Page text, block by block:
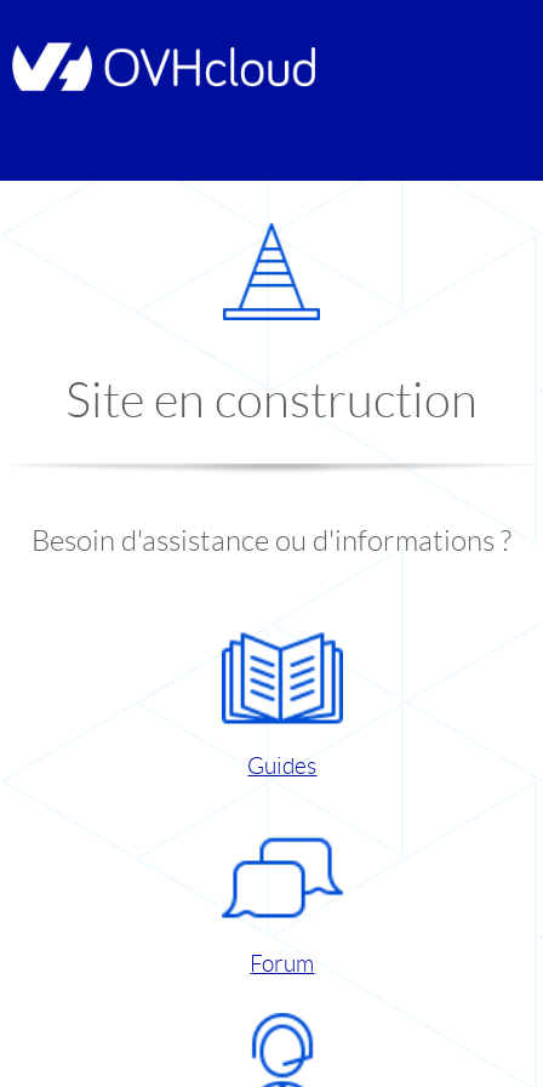
Site en construction
Besoin d'assistance ou d'informations ?
Guides
Forum